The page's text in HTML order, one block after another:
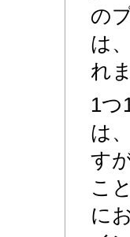
の
は
れ
1つ
は
す
こ
に